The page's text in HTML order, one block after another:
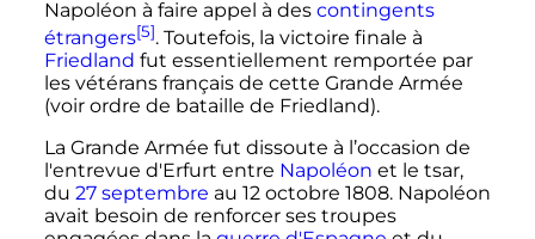
Napoléon à faire appel à des contingents
étrangers[5]. Toutefois, la victoire finale à
Friedland fut essentiellement remportée par
les vétérans français de cette Grande Armée
(voir ordre de bataille de Friedland).
La Grande Armée fut dissoute à l’occasion de
l'entrevue d'Erfurt entre Napoléon et le tsar,
du 27 septembre au 12 octobre 1808. Napoléon
avait besoin de renforcer ses troupes